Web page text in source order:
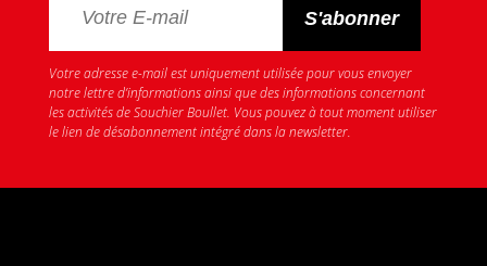
Votre adresse e-mail est uniquement utilisée pour vous envoyer
notre lettre d’informations ainsi que des informations concernant
les activités de Souchier Boullet. Vous pouvez à tout moment utiliser
le lien de désabonnement intégré dans la newsletter.